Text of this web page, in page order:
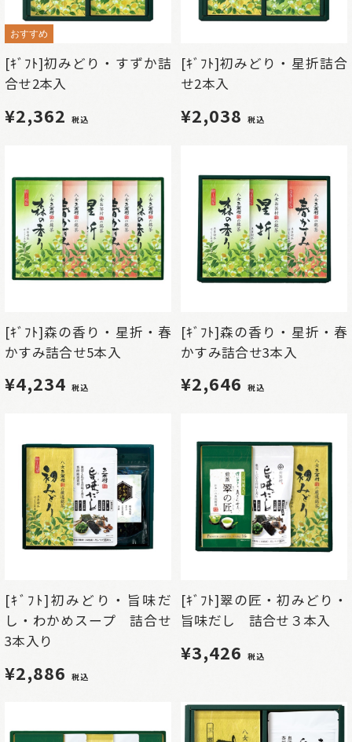
おすすめ
[ｷﾞﾌﾄ]初みどり・すずか詰
合せ2本入
¥2,362 税込
[ｷﾞﾌﾄ]初みどり・星折詰合
せ2本入
¥2,038 税込
[ｷﾞﾌﾄ]森の香り・星折・春
かすみ詰合せ5本入
¥4,234 税込
[ｷﾞﾌﾄ]森の香り・星折・春
かすみ詰合せ3本入
¥2,646 税込
[ｷﾞﾌﾄ]初みどり・旨味だ
し・わかめスープ 詰合せ
3本入り
¥2,886 税込
[ｷﾞﾌﾄ]翠の匠・初みどり・
旨味だし 詰合せ３本入
¥3,426 税込